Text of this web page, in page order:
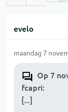
evelo
maandag 7
Op 7
fcapri:
[...]